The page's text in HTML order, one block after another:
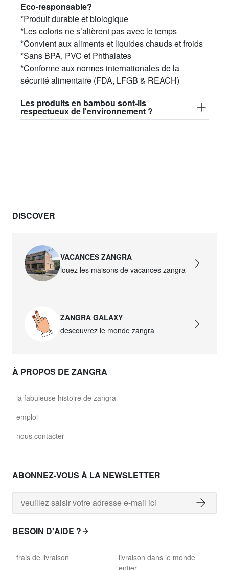
Eco-responsable?
*Produit durable et biologique
*Les coloris ne s’altèrent pas avec le temps
*Convient aux aliments et liquides chauds et froids
*Sans BPA, PVC et Phthalates
*Conforme aux normes internationales de la
sécurité alimentaire (FDA, LFGB & REACH)
Les produits en bambou sont-ils
respectueux de l'environnement ?
DISCOVER
VACANCES ZANGRA
louez les maisons de vacances zangra
ZANGRA GALAXY
descouvrez le monde zangra
À PROPOS DE ZANGRA
la fabuleuse histoire de zangra
emploi
nous contacter
ABONNEZ-VOUS À LA NEWSLETTER
BESOIN D'AIDE ?
frais de livraison
livraison dans le monde